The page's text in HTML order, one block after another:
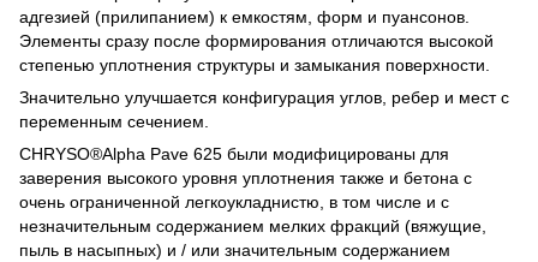
адгезией (прилипанием) к емкостям, форм и пуансонов.
Элементы сразу после формирования отличаются высокой
степенью уплотнения структуры и замыкания поверхности.
Значительно улучшается конфигурация углов, ребер и мест с
переменным сечением.
CHRYSO®Alpha Pave 625 были модифицированы для
заверения высокого уровня уплотнения также и бетона с
очень ограниченной легкоукладнистю, в том числе и с
незначительным содержанием мелких фракций (вяжущие,
пыль в насыпных) и / или значительным содержанием